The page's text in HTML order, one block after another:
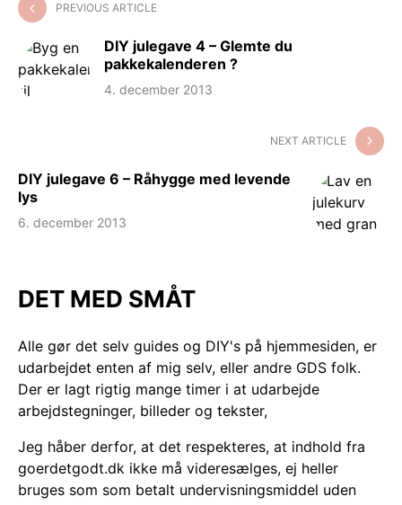
PREVIOUS ARTICLE
DIY julegave 4 – Glemte du
pakkekalenderen ?
4. december 2013
NEXT ARTICLE
DIY julegave 6 – Råhygge med levende
lys
6. december 2013
DET MED SMÅT
Alle gør det selv guides og DIY's på hjemmesiden, er
udarbejdet enten af mig selv, eller andre GDS folk.
Der er lagt rigtig mange timer i at udarbejde
arbejdstegninger, billeder og tekster,
Jeg håber derfor, at det respekteres, at indhold fra
goerdetgodt.dk ikke må videresælges, ej heller
bruges som som betalt undervisningsmiddel uden